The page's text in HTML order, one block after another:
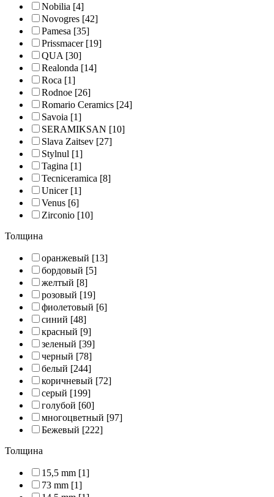
Nobilia [4]
Novogres [42]
Pamesa [35]
Prissmacer[19]
QUA[30]
Realonda [14]
Roca [1]
Rodnoe [26]
Romario Ceramics [24]
Savoia [1]
SERAMIKSAN [10]
Slava Zaitsev [27]
Stylnul [1]
Tagina [1]
Tecniceramica [8]
Unicer[1]
Venus [6]
Zirconio [10]
Толщина
оранжевый [13]
бордовый [5]
желтый [8]
розовый [19]
фиолетовый [6]
синий [48]
красный [9]
зеленый [39]
черный [78]
белый [244]
коричневый [72]
серый [199]
голубой [60]
многоцветный [97]
Бежевый [222]
Толщина
15,5 mm [1]
73 mm [1]